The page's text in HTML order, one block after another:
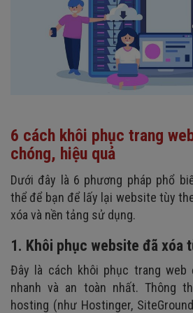
6 cách khôi phục trang
chóng, hiệu quả
Dưới đây là 6 phương pháp phổ
thể để bạn để lấy lại website tùy
xóa và nền tảng sử dụng.
1. Khôi phục website đã xóa
Đây là cách khôi phục trang web
nhanh và an toàn nhất. Thông
hosting (như Hostinger,